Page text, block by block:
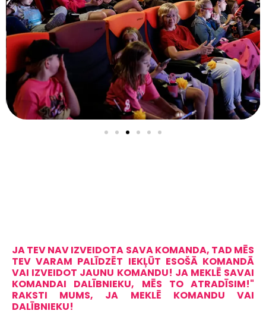
JA TEV NAV IZVEIDOTA SAVA KOMANDA, TAD MĒS
TEV VARAM PALĪDZĒT IEKĻŪT ESOŠĀ KOMANDĀ
VAI IZVEIDOT JAUNU KOMANDU! JA MEKLĒ SAVAI
KOMANDAI DALĪBNIEKU, MĒS TO ATRADĪSIM!"
RAKSTI MUMS, JA MEKLĒ KOMANDU VAI
DALĪBNIEKU!